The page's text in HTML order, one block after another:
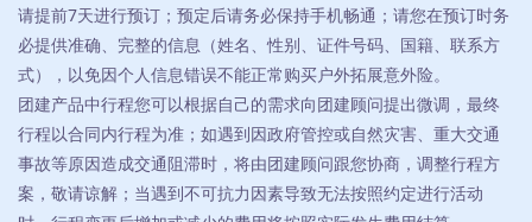
请提前7天进行预订；预定后请务必保持手机畅通；请您在预订时务
必提供准确、完整的信息（姓名、性别、证件号码、国籍、联系方
式），以免因个人信息错误不能正常购买户外拓展意外险。
团建产品中行程您可以根据自己的需求向团建顾问提出微调，最终
行程以合同内行程为准；如遇到因政府管控或自然灾害、重大交通
事故等原因造成交通阻滞时，将由团建顾问跟您协商，调整行程方
案，敬请谅解；当遇到不可抗力因素导致无法按照约定进行活动